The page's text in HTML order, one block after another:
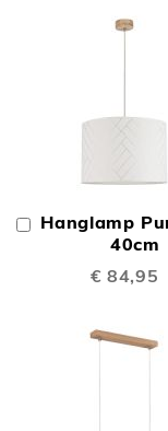
Hanglamp
40cm
€ 84,95
In
Winkelwagen